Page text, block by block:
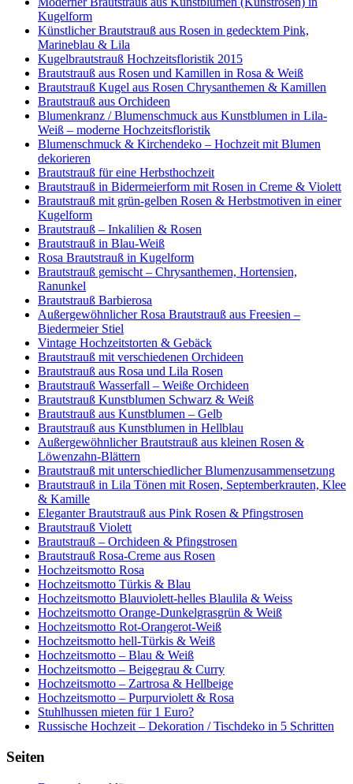
Kugelform
Künstlicher Brautstrauß aus Rosen in gedecktem Pink,
Marineblau & Lila
Kugelbrautstrauß Hochzeitsfloristik 2015
Brautstrauß aus Rosen und Kamillen in Rosa & Weiß
Brautstrauß Kugel aus Rosen Chrysanthemen & Kamillen
Brautstrauß aus Orchideen
Blumenkranz / Blumenschmuck aus Kunstblumen in Lila-
Weiß – moderne Hochzeitsfloristik
Blumenschmuck & Kirchendeko – Hochzeit mit Blumen
dekorieren
Brautstrauß für eine Herbsthochzeit
Brautstrauß in Bidermeierform mit Rosen in Creme & Violett
Brautstrauß mit grün-gelben Rosen & Herbstmotiven in einer
Kugelform
Brautstrauß – Inkalilien & Rosen
Brautstrauß in Blau-Weiß
Rosa Brautstrauß in Kugelform
Brautstrauß gemischt – Chrysanthemen, Hortensien,
Ranunkel
Brautstrauß Barbierosa
Außergewöhnlicher Rosa Brautstrauß aus Freesien –
Biedermeier Stiel
Vintage Hochzeitstorten & Gebäck
Brautstrauß mit verschiedenen Orchideen
Brautstrauß aus Rosa und Lila Rosen
Brautstrauß Wasserfall – Weiße Orchideen
Brautstrauß Kunstblumen Schwarz & Weiß
Brautstrauß aus Kunstblumen – Gelb
Brautstrauß aus Kunstblumen in Hellblau
Außergewöhnlicher Brautstrauß aus kleinen Rosen &
Löwenzahn-Blättern
Brautstrauß mit unterschiedlicher Blumenzusammensetzung
Brautstrauß in Lila Tönen mit Rosen, Septemberkrauten, Klee
& Kamille
Eleganter Brautstrauß aus Pink Rosen & Pfingstrosen
Brautstrauß Violett
Brautstrauß – Orchideen & Pfingstrosen
Brautstrauß Rosa-Creme aus Rosen
Hochzeitsmotto Rosa
Hochzeitsmotto Türkis & Blau
Hochzeitsmotto Blauviolett-helles Blaulila & Weiss
Hochzeitsmotto Orange-Dunkelgrasgrün & Weiß
Hochzeitsmotto Rot-Orangerot-Weiß
Hochzeitsmotto hell-Türkis & Weiß
Hochzeitsmotto – Blau & Weiß
Hochzeitsmotto – Beigegrau & Curry
Hochzeitsmotto – Zartrosa & Hellbeige
Hochzeitsmotto – Purpurviolett & Rosa
Stuhlhussen mieten für 1 Euro?
Russische Hochzeit – Dekoration / Tischdeko in 5 Schritten
Seiten